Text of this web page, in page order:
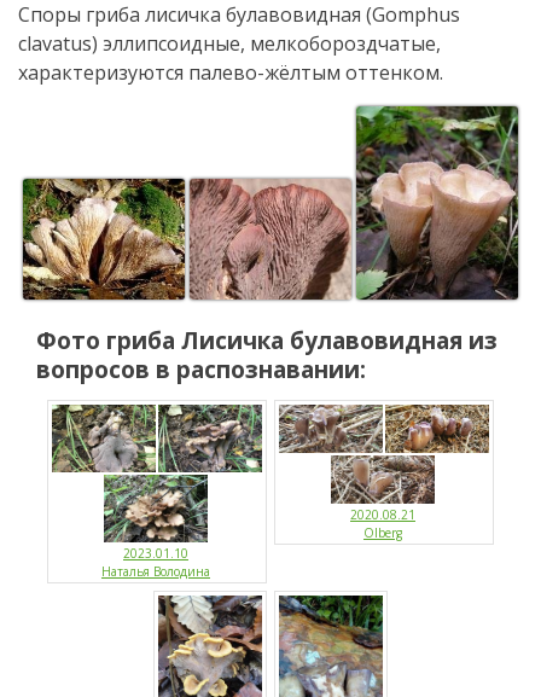
Споры гриба лисичка булавовидная (Gomphus
clavatus) эллипсоидные, мелкобороздчатые,
характеризуются палево-жёлтым оттенком.
Фото гриба Лисичка булавовидная из
вопросов в распознавании:
2023.01.10
Наталья Володина
2020.08.21
Olberg